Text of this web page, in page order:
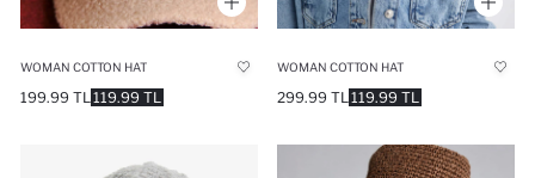
WOMAN COTTON HAT
119.99 TL
199.99 TL
WOMAN COTTON HAT
119.99 TL
299.99 TL